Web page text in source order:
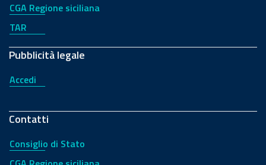
CGA Regione siciliana
TAR
Pubblicità legale
Accedi
Contatti
Consiglio di Stato